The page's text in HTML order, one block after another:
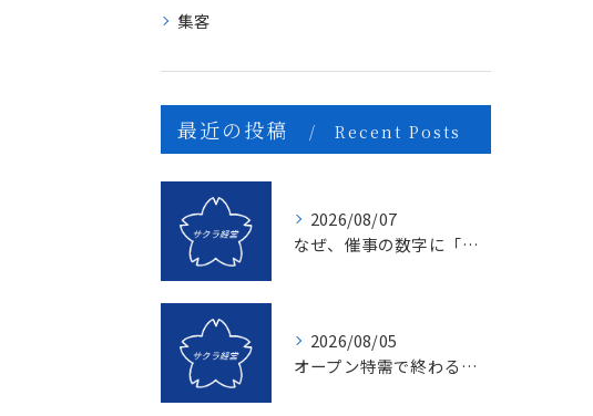
集客
最近の投稿 Recent Posts
2026/08/07
なぜ、催事の数字に「ムラ」が出るのか？1億を3億にする「3つの計画表」の秘密
2026/08/05
オープン特需で終わる店、成長し続ける店の決定的な違いとは？〜新規名簿開拓の２つの方法〜